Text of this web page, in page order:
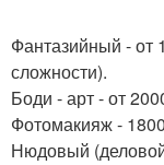
Фантазийный - от
сложности).
Боди - арт - от
Фотомакияж -
Нюдовый